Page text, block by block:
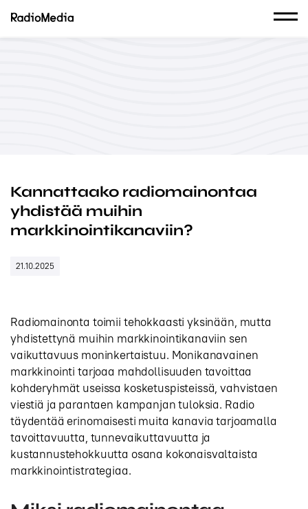
Kannattaako radiomainontaa
yhdistää muihin
markkinointikanaviin?
21.10.2025
Radiomainonta toimii tehokkaasti yksinään, mutta
yhdistettynä muihin markkinointikanaviin sen
vaikuttavuus moninkertaistuu. Monikanavainen
markkinointi tarjoaa mahdollisuuden tavoittaa
kohderyhmät useissa kosketuspisteissä, vahvistaen
viestiä ja parantaen kampanjan tuloksia. Radio
täydentää erinomaisesti muita kanavia tarjoamalla
tavoittavuutta, tunnevaikuttavuutta ja
kustannustehokkuutta osana kokonaisvaltaista
markkinointistrategiaa.